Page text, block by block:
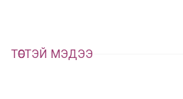
ТӨСТЭЙ МЭДЭЭ